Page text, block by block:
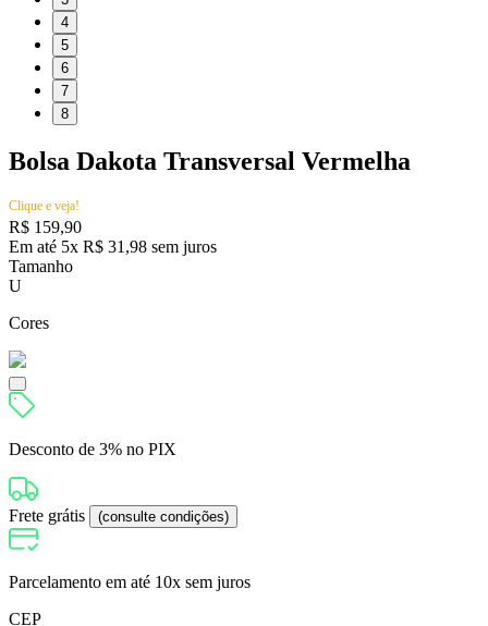
4
5
6
7
8
Bolsa Dakota Transversal Vermelha
Clique e veja!
R$ 159,90
Em até 5x R$ 31 ,98 sem juros
Tamanho
U
Cores
Desconto de 3% no PIX
Frete grátis (consulte condições)
Parcelamento em até 10x sem juros
CEP